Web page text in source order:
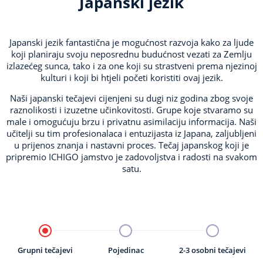
Japanski jezik fantastična je mogućnost razvoja kako za ljude
koji planiraju svoju neposrednu budućnost vezati za Zemlju
izlazećeg sunca, tako i za one koji su strastveni prema njezinoj
kulturi i koji bi htjeli početi koristiti ovaj jezik.
Naši japanski tečajevi cijenjeni su dugi niz godina zbog svoje
raznolikosti i izuzetne učinkovitosti. Grupe koje stvaramo su
male i omogućuju brzu i privatnu asimilaciju informacija. Naši
učitelji su tim profesionalaca i entuzijasta iz Japana, zaljubljeni
u prijenos znanja i nastavni proces. Tečaj japanskog koji je
pripremio ICHIGO jamstvo je zadovoljstva i radosti na svakom
satu.
Grupni tečajevi Pojedinac 2-3 osobni tečajevi